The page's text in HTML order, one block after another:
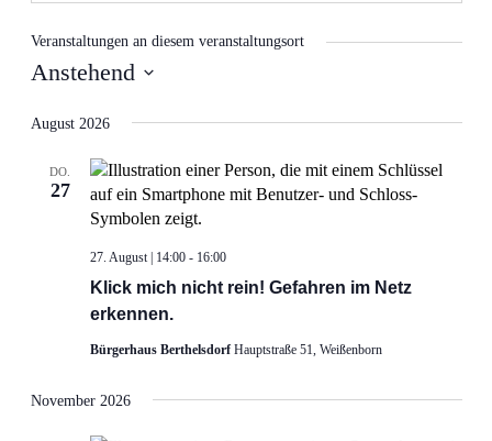
Veranstaltungen an diesem veranstaltungsort
Anstehend
wählen.
August 2026
DO.
27
Klick mich nicht rein! Gefahren im Netz
erkennen.
27. August | 14:00- 16:00
Bürgerhaus Berthelsdorf Hauptstraße 51, Weißenborn
November 2026